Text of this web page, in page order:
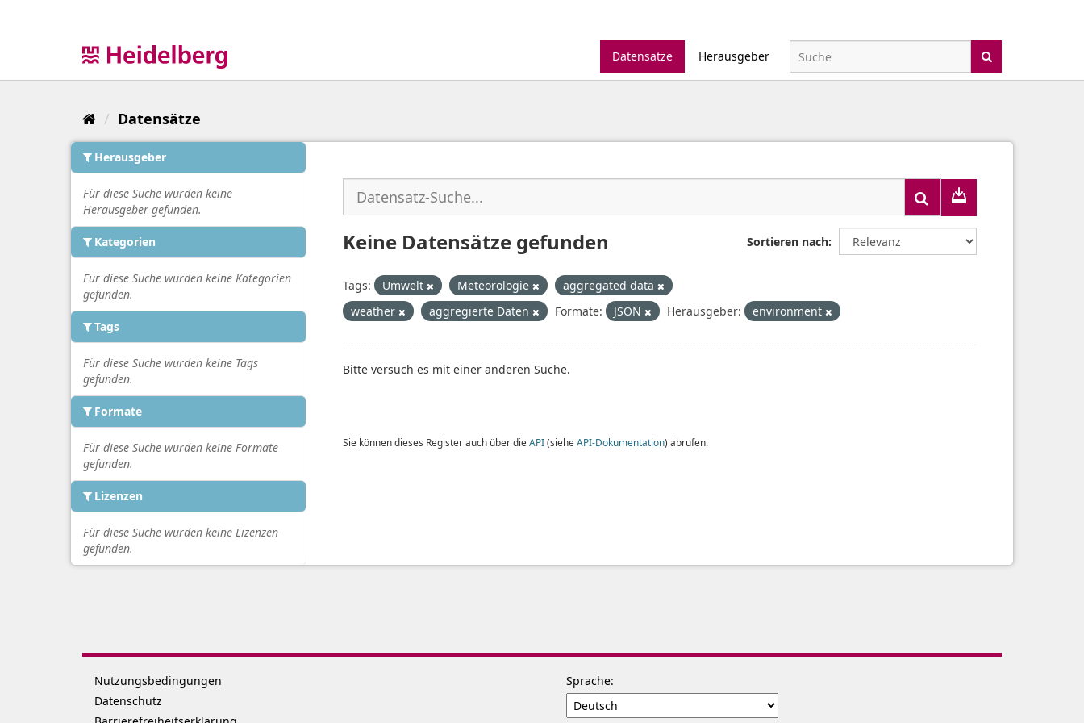
Datensätze
Herausgeber
Datensätze
Herausgeber
Für diese Suche wurden keine
Herausgeber gefunden.
Kategorien
Für diese Suche wurden keine Kategorien
gefunden.
Tags
Für diese Suche wurden keine Tags
gefunden.
Formate
Für diese Suche wurden keine Formate
gefunden.
Lizenzen
Für diese Suche wurden keine Lizenzen
gefunden.
Sortieren nach
Keine Datensätze gefunden
Tags: Umwelt Meteorologie
aggregated data
weather
aggregierte Daten Formate: JSON Herausgeber: environment
Bitte versuch es mit einer anderen Suche.
Sie können dieses Register auch über die API(siehe API-Dokumentation) abrufen.
Nutzungsbedingungen
Datenschutz
Sprache